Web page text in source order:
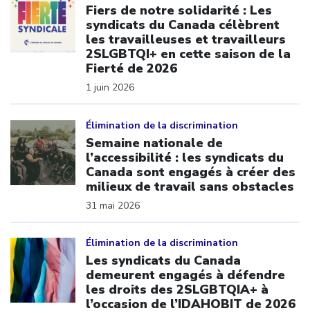
Fiers de notre solidarité : Les
syndicats du Canada célèbrent
les travailleuses et travailleurs
2SLGBTQI+ en cette saison de la
Fierté de 2026
1 juin 2026
Élimination de la discrimination
Semaine nationale de
l’accessibilité : les syndicats du
Canada sont engagés à créer des
milieux de travail sans obstacles
31 mai 2026
Élimination de la discrimination
Les syndicats du Canada
demeurent engagés à défendre
les droits des 2SLGBTQIA+ à
l’occasion de l’IDAHOBIT de 2026